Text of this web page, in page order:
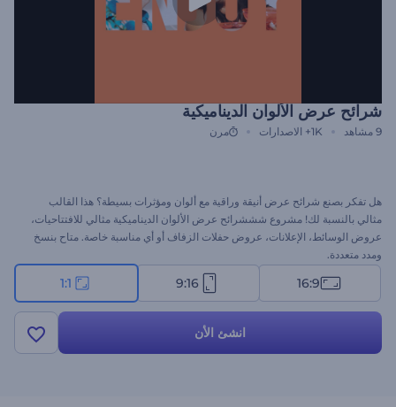
شرائح عرض الألوان الديناميكية
9 مشاهد 1K+ الاصدارات مرن
هل تفكر بصنع شرائح عرض أنيقة وراقية مع ألوان ومؤثرات بسيطة؟ هذا القالب
مثالي بالنسبة لك! مشروع شششرائح عرض الألوان الديناميكية مثالي للافتتاحيات،
عروض الوسائط، الإعلانات، عروض حفلات الزفاف أو أي مناسبة خاصة. متاح بنسخ
ومدد متعددة.
16:9
9:16
1:1
انشئ الأن